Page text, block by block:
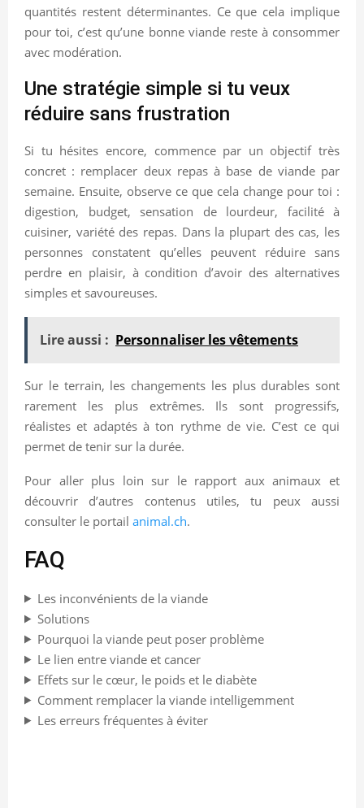
quantités restent déterminantes. Ce que cela implique
pour toi, c’est qu’une bonne viande reste à consommer
avec modération.
Une stratégie simple si tu veux
réduire sans frustration
Si tu hésites encore, commence par un objectif très
concret : remplacer deux repas à base de viande par
semaine. Ensuite, observe ce que cela change pour toi :
digestion, budget, sensation de lourdeur, facilité à
cuisiner, variété des repas. Dans la plupart des cas, les
personnes constatent qu’elles peuvent réduire sans
perdre en plaisir, à condition d’avoir des alternatives
simples et savoureuses.
Lire aussi : Personnaliser les vêtements
Sur le terrain, les changements les plus durables sont
rarement les plus extrêmes. Ils sont progressifs,
réalistes et adaptés à ton rythme de vie. C’est ce qui
permet de tenir sur la durée.
Pour aller plus loin sur le rapport aux animaux et
découvrir d’autres contenus utiles, tu peux aussi
consulter le portail animal.ch.
FAQ
Les inconvénients de la viande
Solutions
Pourquoi la viande peut poser problème
Le lien entre viande et cancer
Effets sur le cœur, le poids et le diabète
Comment remplacer la viande intelligemment
Les erreurs fréquentes à éviter